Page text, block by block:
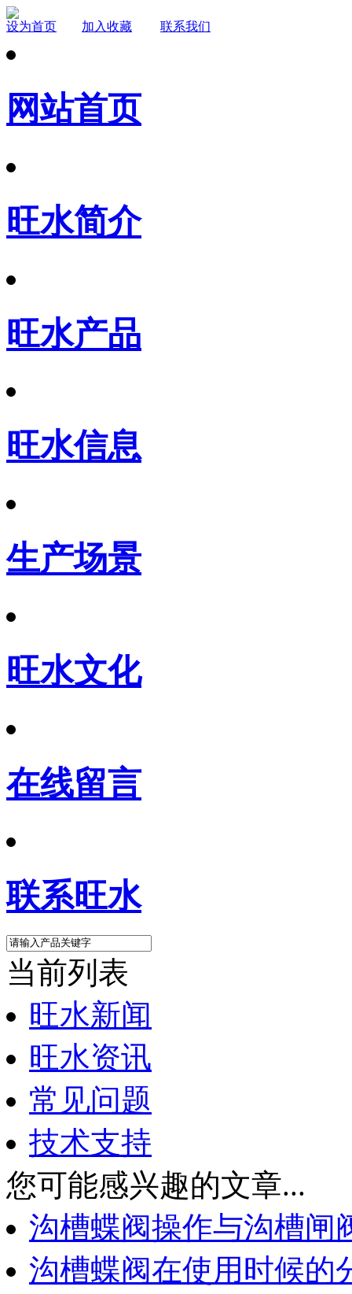
设为首页 加入收藏 联系我们
网站首页
旺水简介
旺水产品
旺水信息
生产场景
旺水文化
在线留言
联系旺水
当前列表
旺水新闻
旺水资讯
常见问题
技术支持
您可能感兴趣的文章...
沟槽蝶阀操作与沟槽闸
沟槽蝶阀在使用时候的